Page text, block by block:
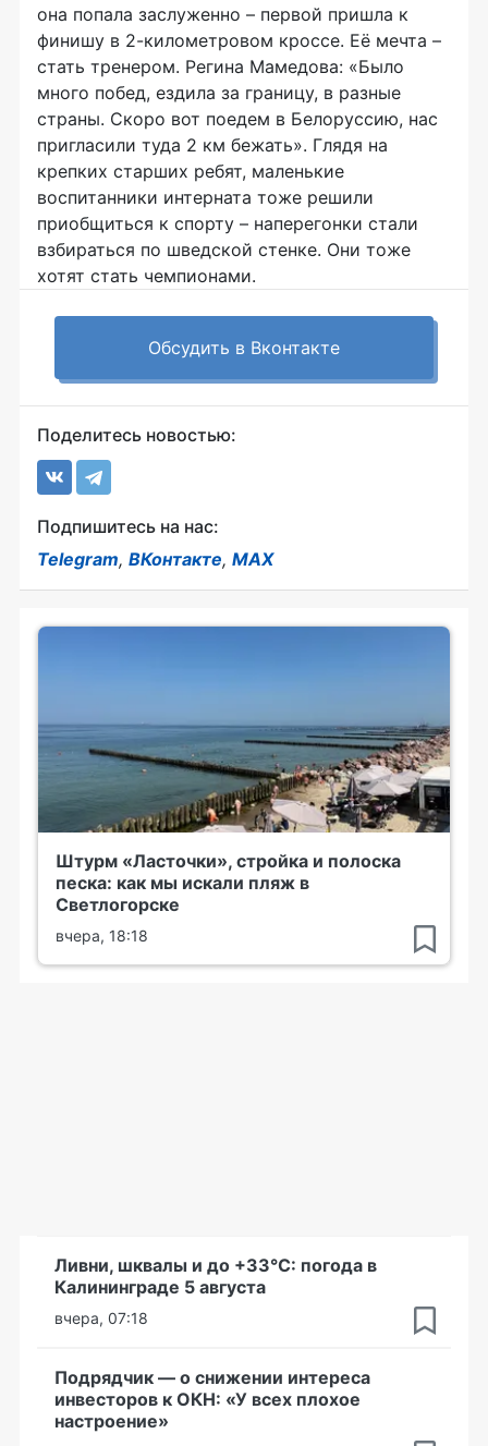
она попала заслуженно – первой пришла к
финишу в 2-километровом кроссе. Её мечта –
стать тренером. Регина Мамедова: «Было
много побед, ездила за границу, в разные
страны. Скоро вот поедем в Белоруссию, нас
пригласили туда 2 км бежать». Глядя на
крепких старших ребят, маленькие
воспитанники интерната тоже решили
приобщиться к спорту – наперегонки стали
взбираться по шведской стенке. Они тоже
хотят стать чемпионами.
Обсудить в Вконтакте
Поделитесь новостью:
Подпишитесь на нас:
Telegram, ВКонтакте, MAX
Штурм «Ласточки», стройка и полоска
песка: как мы искали пляж в
Светлогорске
вчера, 18:18
Ливни, шквалы и до +33°С: погода в
Калининграде 5 августа
вчера, 07:18
Подрядчик — о снижении интереса
инвесторов к ОКН: «У всех плохое
настроение»